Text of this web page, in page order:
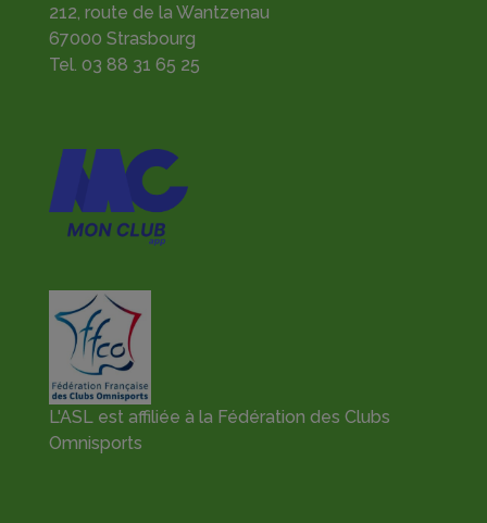
212, route de la Wantzenau
67000 Strasbourg
Tel. 03 88 31 65 25
L'ASL est affiliée à la Fédération des Clubs
Omnisports